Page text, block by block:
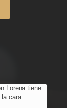
Lorena tiene
la cara